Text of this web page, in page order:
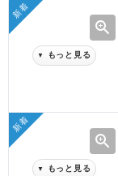
新着
zoom_in
▼ もっと見る
新着
zoom_in
▼ もっと見る